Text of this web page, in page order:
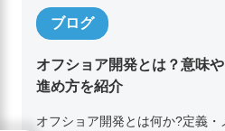
ブログ
オフショア開発とは？意味
進め方を紹介
オフショア開発とは何か?定義